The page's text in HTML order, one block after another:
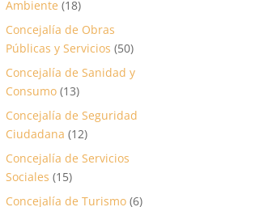
Ambiente (18)
Concejalía de Obras
Públicas y Servicios (50)
Concejalía de Sanidad y
Consumo (13)
Concejalía de Seguridad
Ciudadana (12)
Concejalía de Servicios
Sociales (15)
Concejalía de Turismo (6)